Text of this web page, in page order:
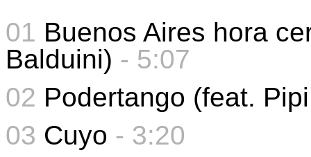
01 Buenos Aires hora
Balduini) - 5:07
02 Podertango (feat.
03 Cuyo - 3:20